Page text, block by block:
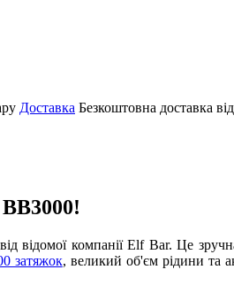
Доставка Безкоштовна доставка
від відомої компанії Elf Bar. Це
затяжок, великий об'єм рідини та